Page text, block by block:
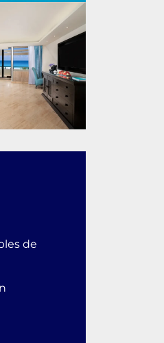
de